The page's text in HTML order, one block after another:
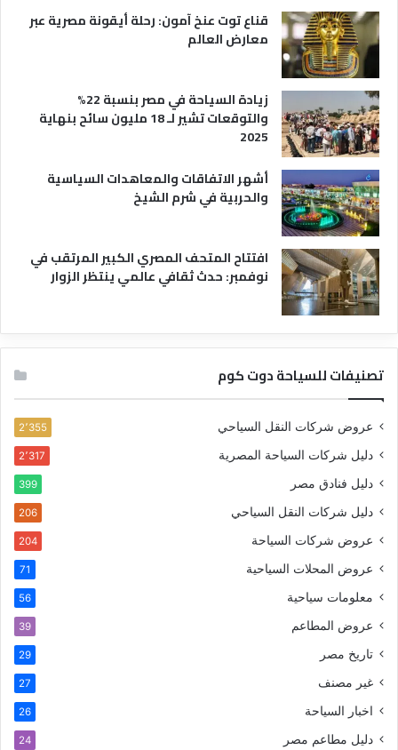
ي
قناع توت عنخ آمون: رحلة أيقونة مصرية عبر
معارض العالم
زيادة السياحة في مصر بنسبة 22%
والتوقعات تشير لـ 18 مليون سائح بنهاية
2025
أشهر الاتفاقات والمعاهدات السياسية
والحربية في شرم الشيخ
افتتاح المتحف المصري الكبير المرتقب في
نوفمبر: حدث ثقافي عالمي ينتظر الزوار
تصنيفات للسياحة دوت كوم
عروض شركات النقل السياحي 2٬355
دليل شركات السياحة المصرية 2٬317
دليل فنادق مصر 399
دليل شركات النقل السياحي 206
عروض شركات السياحة 204
عروض المحلات السياحية 71
معلومات سياحية 56
عروض المطاعم 39
تاريخ مصر 29
غير مصنف 27
اخبار السياحة 26
دليل مطاعم مصر 24